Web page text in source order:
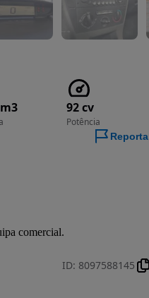
92 cv
Potência
comercial.
ID: 8097588145